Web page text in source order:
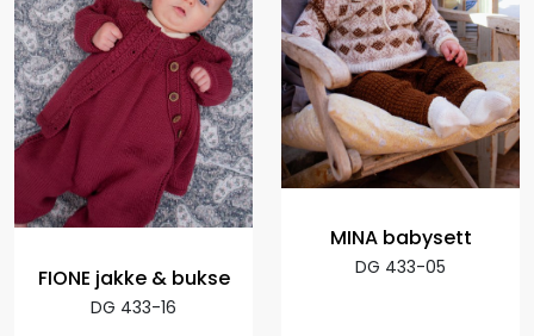
FIONE jakke & bukse
DG 433-16
MINA babysett
DG 433-05